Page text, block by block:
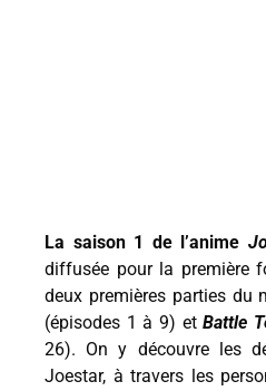
La saison 1 de l’anime
diffusée pour la première
deux premières parties du
(épisodes 1 à 9) etBattle
26). On y découvre les
Joestar, à travers les